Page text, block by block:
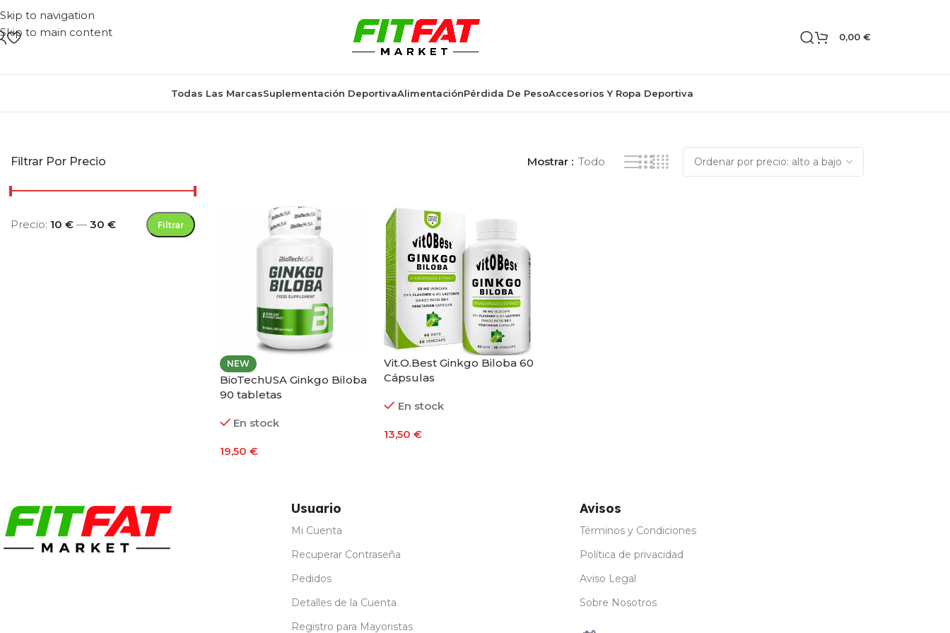
Skip to navigation
Skip to main content
0,00 €
Todas Las MarcasSuplementación DeportivaAlimentaciónPérdida De PesoAccesorios Y Ropa Deportiva
Filtrar Por Precio
Filtrar
Precio: 10 € — 30 €
Mostrar Todo
NEW
BioTechUSA Ginkgo Biloba
90 tabletas
En stock
19,50 €
Vit.O.Best Ginkgo Biloba 60
Cápsulas
En stock
13,50€
Usuario
Mi Cuenta
Recuperar Contraseña
Pedidos
Detalles de la Cuenta
Registro para Mayoristas
Avisos
Términos y Condiciones
Política de privacidad
Aviso Legal
Sobre Nosotros